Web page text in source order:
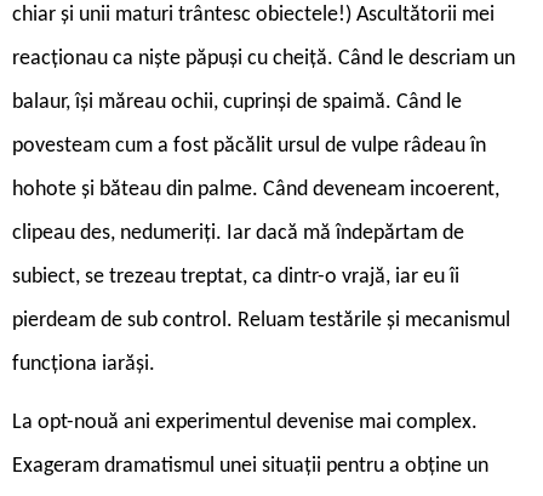
chiar și unii maturi trântesc obiectele!) Ascultătorii mei
reacționau ca niște păpuși cu cheiță. Când le descriam un
balaur, își măreau ochii, cuprinși de spaimă. Când le
povesteam cum a fost păcălit ursul de vulpe râdeau în
hohote și băteau din palme. Când deveneam incoerent,
clipeau des, nedumeriți. Iar dacă mă îndepărtam de
subiect, se trezeau treptat, ca dintr-o vrajă, iar eu îi
pierdeam de sub control. Reluam testările și mecanismul
funcționa iarăși.
La opt-nouă ani experimentul devenise mai complex.
Exageram dramatismul unei situații pentru a obține un